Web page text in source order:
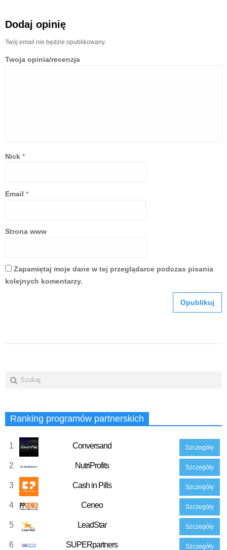
Dodaj opinię
Twój email nie będzie opublikowany.
Twoja opinia/recenzja
Nick *
Email *
Strona www
Zapamiętaj moje dane w tej przeglądarce podczas pisania
kolejnych komentarzy.
Ranking programów partnerskich
1 Conversand Szczegóły
2 NutriProfits Szczegóły
3 Cash in Pills Szczegóły
4 Ceneo Szczegóły
5 LeadStar Szczegóły
6 SUPERpartners Szczegóły